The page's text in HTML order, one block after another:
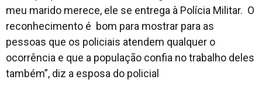
meu marido merece, ele se entrega à Polícia Militar. O
reconhecimento é bom para mostrar para as
pessoas que os policiais atendem qualquer o
ocorrência e que a população confia no trabalho deles
também”, diz a esposa do policial